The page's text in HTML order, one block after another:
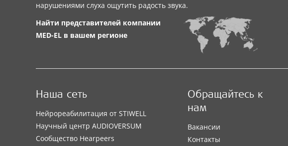
нарушениями слуха ощутить радость звука.
Найти представителей компании
MED-EL в вашем регионе
Наша сеть
Нейрореабилитация от STIWELL
Научный центр AUDIOVERSUM
Сообщество Hearpeers
Обращайтесь к
нам
Вакансии
Контакты